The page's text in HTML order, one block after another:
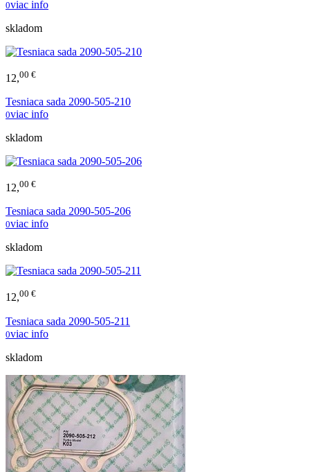
0viac info
skladom
12,00 €
Tesniaca sada 2090-505-210
0viac info
skladom
12,00 €
Tesniaca sada 2090-505-206
0viac info
skladom
12,00 €
Tesniaca sada 2090-505-211
0viac info
skladom